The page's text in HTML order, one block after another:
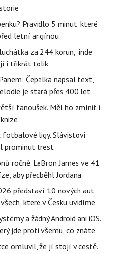
Pravidlo 5 minut, které
letní angínou
za 244 korun, jinde
i třikrát tolik
Čepelka napsal text,
je stará přes 400 let
fanoušek. Měl ho zmínit i
fotbalové ligy. Slávistovi
prominut trest
ročně. LeBron James ve 41
aby předběhl Jordana
představí 10 nových aut
které v Česku uvidíme
a žádný Android ani iOS.
jde proti všemu, co znáte
omluvil, že jí stojí v cestě.